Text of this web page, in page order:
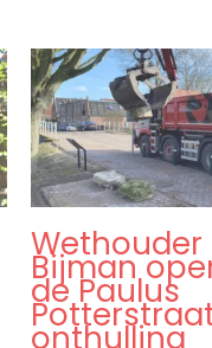
Wethouder
Bijman
de Paulus